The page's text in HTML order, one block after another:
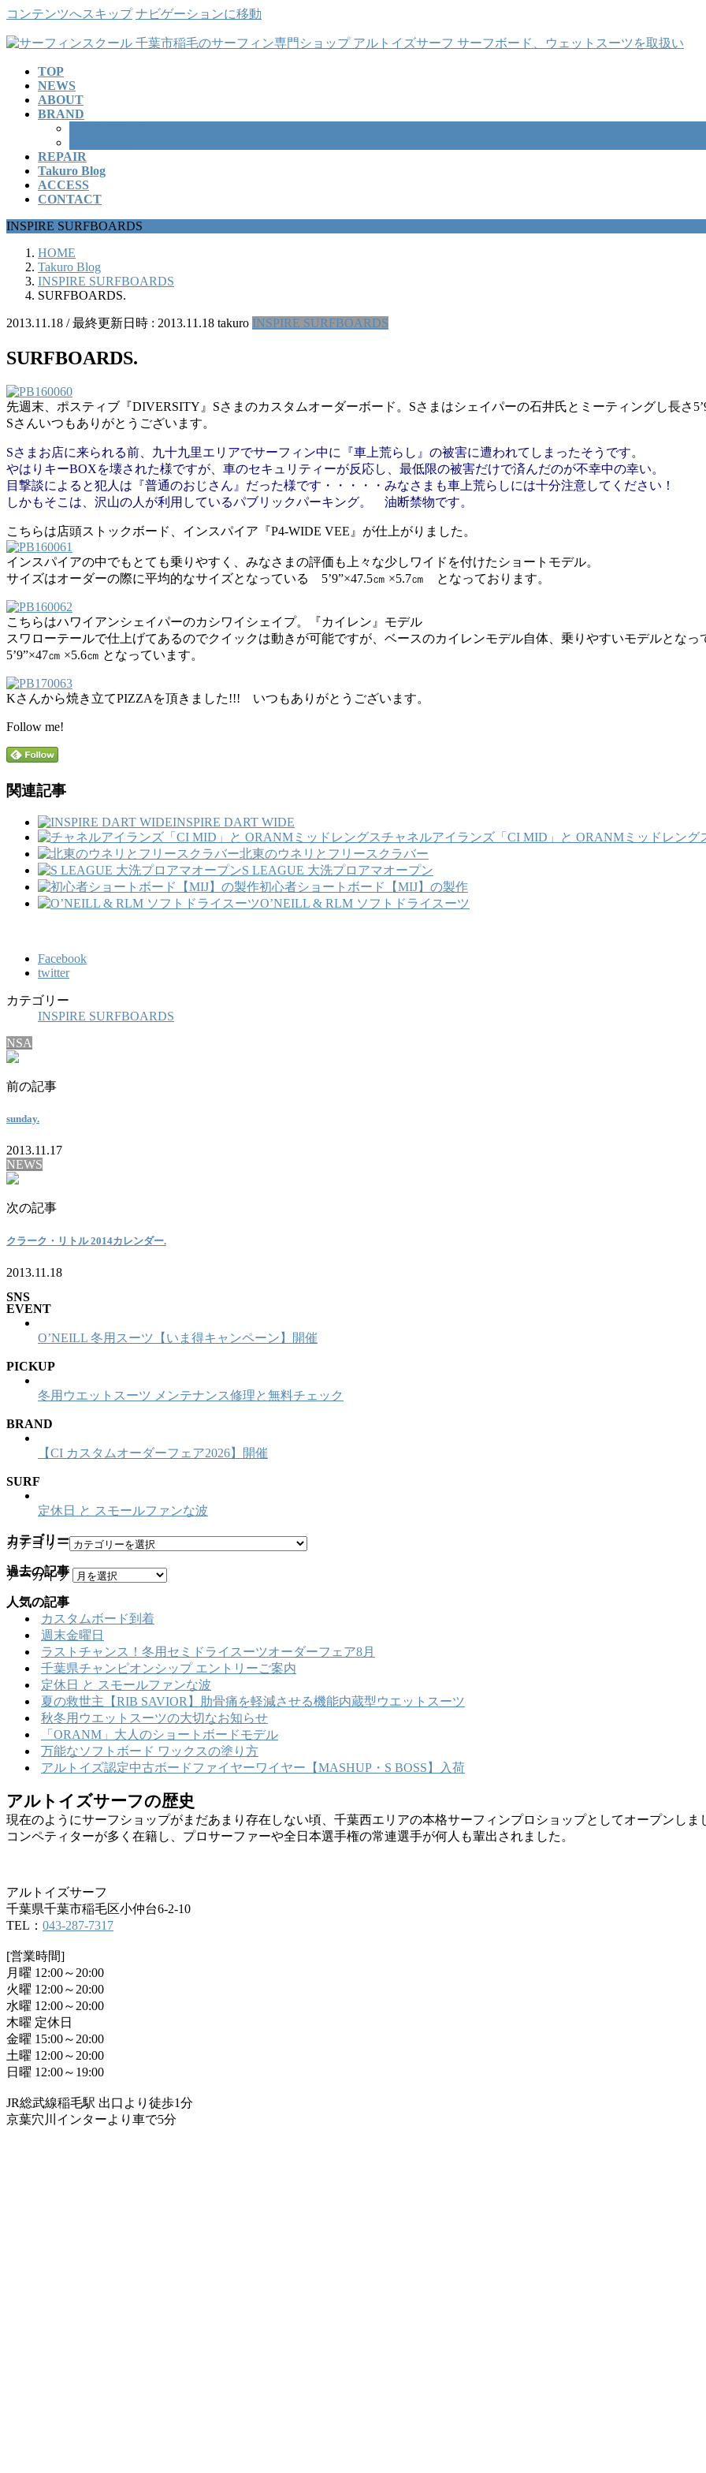
コンテンツへスキップ ナビゲーションに移動
TOP
NEWS
ABOUT
BRAND
REPAIR
Takuro Blog
ACCESS
CONTACT
INSPIRE SURFBOARDS
HOME
Takuro Blog
INSPIRE SURFBOARDS
SURFBOARDS.
2013.11.18 / 最終更新日時 : 2013.11.18 takuro INSPIRE SURFBOARDS
SURFBOARDS.
先週末、ポスティブ『DIVERSITY』Sさまのカスタムオーダーボード。Sさまはシェイパーの石井氏とミーティングし長さ
Sさんいつもありがとうございます。
Sさまお店に来られる前、九十九里エリアでサーフィン中に『車上荒らし』の被害に遭われてしまったそうです。
やはりキーBOXを壊された様ですが、車のセキュリティーが反応し、最低限の被害だけで済んだのが不幸中の幸い。
目撃談によると犯人は『普通のおじさん』だった様です・・・・・みなさまも車上荒らしには十分注意してください！
しかもそこは、沢山の人が利用しているパブリックパーキング。 油断禁物です。
こちらは店頭ストックボード、インスパイア『P4-WIDE VEE』が仕上がりました。
インスパイアの中でもとても乗りやすく、みなさまの評価も上々な少しワイドを付けたショートモデル。
サイズはオーダーの際に平均的なサイズとなっている 5’9”×47.5㎝ ×5.7㎝ となっております。
こちらはハワイアンシェイパーのカシワイシェイプ。『カイレン』モデル
スワローテールで仕上げてあるのでクイックは動きが可能ですが、ベースのカイレンモデル自体、乗りやすいモデルとな
5’9”×47㎝ ×5.6㎝ となっています。
Kさんから焼き立てPIZZAを頂きました!!! いつもありがとうございます。
Follow me!
関連記事
INSPIRE DART WIDE
チャネルアイランズ「CI MID」と ORANMミッドレング
北東のウネリとフリースクラバー
S LEAGUE 大洗プロアマオープン
初心者ショートボード【MIJ】の製作
O’NEILL & RLM ソフトドライスーツ
Facebook
twitter
カテゴリー
INSPIRE SURFBOARDS
NSA
前の記事
sunday.
2013.11.17
NEWS
次の記事
クラーク・リトル 2014カレンダー.
2013.11.18
SNS
EVENT
O’NEILL 冬用スーツ【いま得キャンペーン】開催
PICKUP
冬用ウエットスーツ メンテナンス修理と無料チェック
BRAND
【CI カスタムオーダーフェア2026】開催
SURF
定休日 と スモールファンな波
カテゴリー
カテゴリー
過去の記事
アーカイブ
人気の記事
カスタムボード到着
週末金曜日
ラストチャンス！冬用セミドライスーツオーダーフェア8月
千葉県チャンピオンシップ エントリーご案内
定休日 と スモールファンな波
夏の救世主【RIB SAVIOR】肋骨痛を軽減させる機能内蔵型ウエットスーツ
秋冬用ウエットスーツの大切なお知らせ
「ORANM」大人のショートボードモデル
万能なソフトボード ワックスの塗り方
アルトイズ認定中古ボードファイヤーワイヤー【MASHUP・S BOSS】入荷
アルトイズサーフの歴史
現在のようにサーフショップがまだあまり存在しない頃、千葉西エリアの本格サーフィンプロショップとしてオープンしま
コンペティターが多く在籍し、プロサーファーや全日本選手権の常連選手が何人も輩出されました。
アルトイズサーフ
千葉県千葉市稲毛区小仲台6-2-10
TEL： 043-287-7317
[営業時間]
月曜 12:00～20:00
火曜 12:00～20:00
水曜 12:00～20:00
木曜 定休日
金曜 15:00～20:00
土曜 12:00～20:00
日曜 12:00～19:00
JR総武線稲毛駅 出口より徒歩1分
京葉穴川インターより車で5分